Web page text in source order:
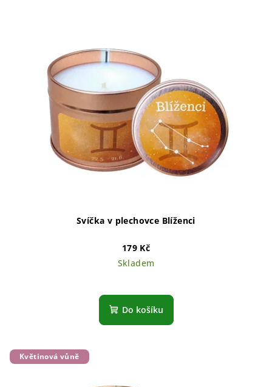
Svíčka v plechovce Blíženci
179 Kč
Skladem
Do košíku
Květinová vůně